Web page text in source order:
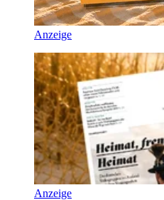
Anzeige
Anzeige